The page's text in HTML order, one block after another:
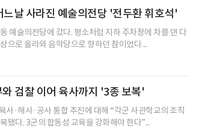
날 사라진 예술의전당 '전두환 휘호석'
예술의전당에 갔다. 평소처럼 지하 주차장에 차를 댄 다
으로 올라와 음악당으로 향하던 참이었다....
검찰 이어 육사까지 '3종 보복'
사·해사·공사 통합 추진에 대해 “각군 사관학교의 조직
됐다. 3군의 합동성 교육을 강화해야 한다”...